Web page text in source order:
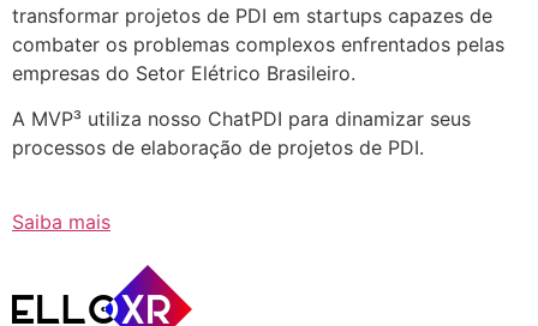
transformar projetos de PDI em startups capazes de
combater os problemas complexos enfrentados pelas
empresas do Setor Elétrico Brasileiro.
A MVP³ utiliza nosso ChatPDI para dinamizar seus
processos de elaboração de projetos de PDI.
Saiba mais